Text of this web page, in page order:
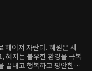
헤어져 자란다. 혜원은 새
혜지는 불우한 환경을 극복
끝내고 행복하고 평안한 생